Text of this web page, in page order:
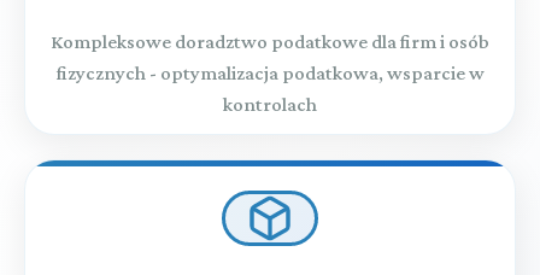
Kompleksowe doradztwo podatkowe dla firm i osób
fizycznych - optymalizacja podatkowa, wsparcie w
kontrolach